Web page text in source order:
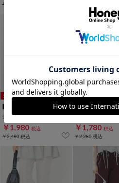
￥3,480
ショートパンツ
￥1,980 税込
￥2,480税込
ディズニー／衿付
￥1,780 税込
￥2,280税込